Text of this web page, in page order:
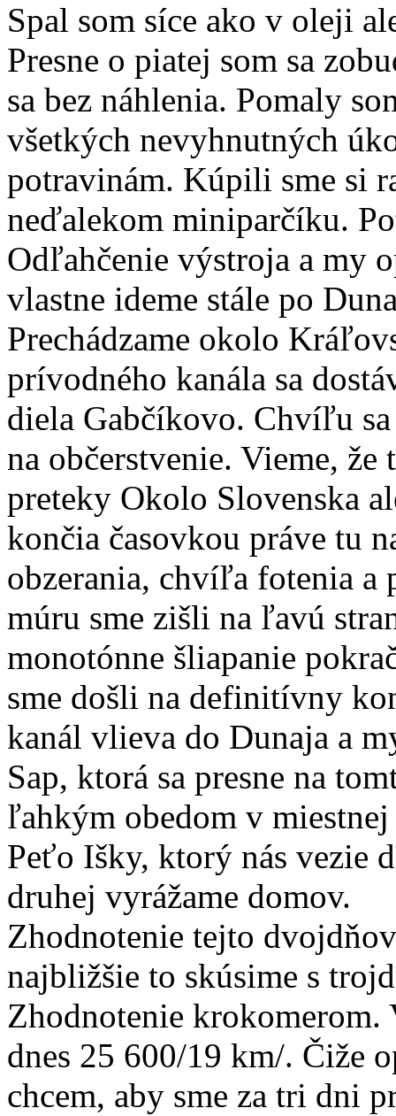
Spal som síce ako v oleji
Presne o piatej som sa
sa bez náhlenia. Pomaly
všetkých nevyhnutných
potravinám. Kúpili sme si
neďalekom miniparčíku.
Odľahčenie výstroja a my
vlastne ideme stále po
Prechádzame okolo
prívodného kanála sa
diela Gabčíkovo. Chvíľu sa
na občerstvenie. Vieme,
preteky Okolo Slovenska
končia časovkou práve tu
obzerania, chvíľa fotenia a
múru sme zišli na ľavú
monotónne šliapanie
sme došli na definitívny
kanál vlieva do Dunaja a
Sap, ktorá sa presne na
ľahkým obedom v miestnej
Peťo Išky, ktorý nás vezie
druhej vyrážame domov.
Zhodnotenie tejto
najbližšie to skúsime s
Zhodnotenie
dnes 25 600/19 km/. Čiže
chcem, aby sme za tri dni